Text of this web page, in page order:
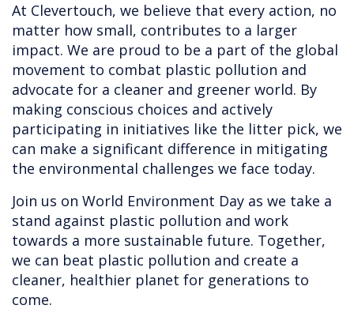
At Clevertouch, we believe that every action, no
matter how small, contributes to a larger
impact. We are proud to be a part of the global
movement to combat plastic pollution and
advocate for a cleaner and greener world. By
making conscious choices and actively
participating in initiatives like the litter pick, we
can make a significant difference in mitigating
the environmental challenges we face today.
Join us on World Environment Day as we take a
stand against plastic pollution and work
towards a more sustainable future. Together,
we can beat plastic pollution and create a
cleaner, healthier planet for generations to
come.